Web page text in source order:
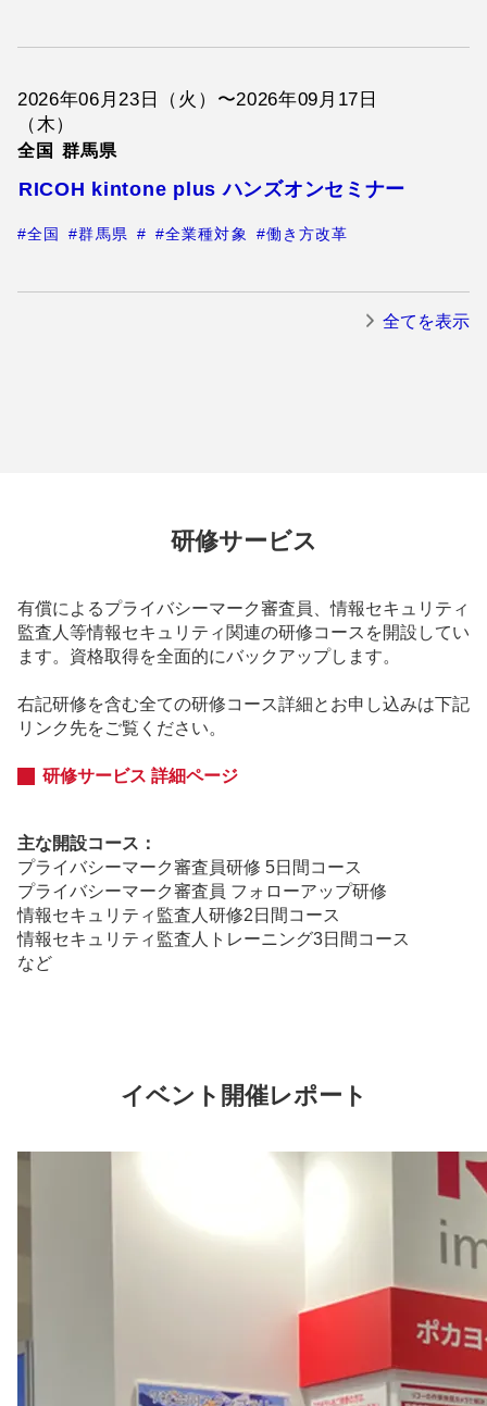
2026年06月23日（火）〜2026年09月17日
（木）
全国 群馬県
RICOH kintone plus ハンズオンセミナー
#全国 #群馬県 # #全業種対象 #働き方改革
全てを表示
研修サービス
有償によるプライバシーマーク審査員、情報セキュリティ
監査人等情報セキュリティ関連の研修コースを開設してい
ます。資格取得を全面的にバックアップします。
右記研修を含む全ての研修コース詳細とお申し込みは下記
リンク先をご覧ください。
研修サービス 詳細ページ
主な開設コース：
プライバシーマーク審査員研修 5日間コース
プライバシーマーク審査員 フォローアップ研修
情報セキュリティ監査人研修2日間コース
情報セキュリティ監査人トレーニング3日間コース
など
イベント開催レポート